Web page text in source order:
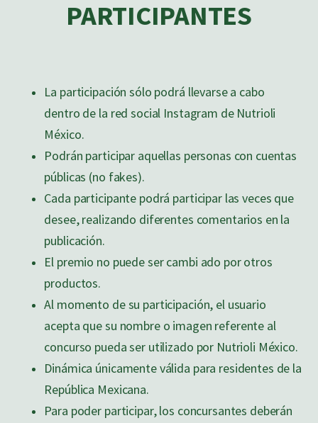
PARTICIPANTES
La participación sólo podrá llevarse a cabo
dentro de la red social Instagram de Nutrioli
México.
Podrán participar aquellas personas con cuentas
públicas (no fakes).
Cada participante podrá participar las veces que
desee, realizando diferentes comentarios en la
publicación.
El premio no puede ser cambi ado por otros
productos.
Al momento de su participación, el usuario
acepta que su nombre o imagen referente al
concurso pueda ser utilizado por Nutrioli México.
Dinámica únicamente válida para residentes de la
República Mexicana.
Para poder participar, los concursantes deberán